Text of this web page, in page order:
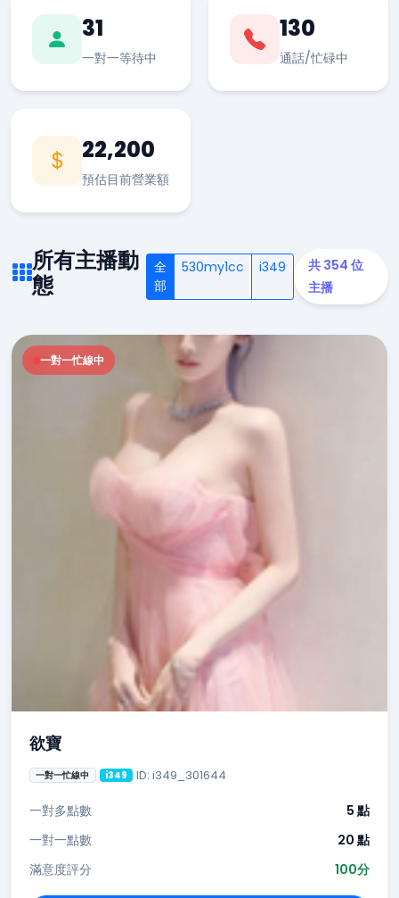
31
一對一等待中
130
通話/忙碌中
22,200
預估目前營業額
所有主播動
態
全
部
530my1cc i349
共 354 位
主播
一對一忙線中
欲寶
一對一忙線中 i349 ID: i349_301644
一對多點數
5 點
一對一點數
20 點
滿意度評分
100分